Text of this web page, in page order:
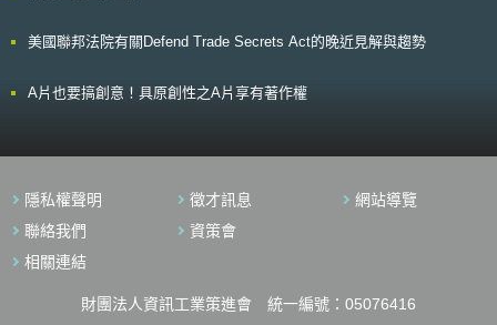
美國聯邦法院有關Defend Trade Secrets Act的晚近見解與趨勢
A片也要搞創意！具原創性之A片享有著作權
隱私權聲明 徵才訊息
網站導覽
聯絡我們
資策會
相關連結
財團法人資訊工業策進會 統一編號：05076416